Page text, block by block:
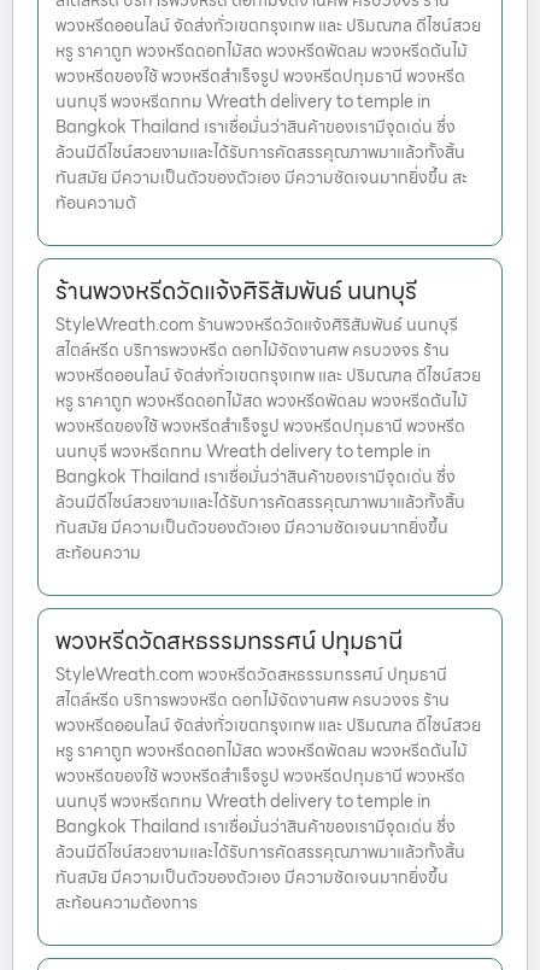
พวงหรีดออนไลน์ จัดส่งทั่วเขตกรุงเทพ และ ปริมณฑล ดีไซน์สวย
หรู ราคาถูก พวงหรีดดอกไม้สด พวงหรีดพัดลม พวงหรีดต้นไม้
พวงหรีดของใช้ พวงหรีดสำเร็จรูป พวงหรีดปทุมธานี พวงหรีด
นนทบุรี พวงหรีดกทม Wreath delivery to temple in
Bangkok Thailand เราเชื่อมั่นว่าสินค้าของเรามีจุดเด่น ซึ่ง
ล้วนมีดีไซน์สวยงามและได้รับการคัดสรรคุณภาพมาแล้วทั้งสิ้น
ทันสมัย มีความเป็นตัวของตัวเอง มีความชัดเจนมากยิ่งขึ้น สะ
ท้อนความต้
ร้านพวงหรีดวัดแจ้งศิริสัมพันธ์ นนทบุรี
StyleWreath.com ร้านพวงหรีดวัดแจ้งศิริสัมพันธ์ นนทบุรี
สไตล์หรีด บริการพวงหรีด ดอกไม้จัดงานศพ ครบวงจร ร้าน
พวงหรีดออนไลน์ จัดส่งทั่วเขตกรุงเทพ และ ปริมณฑล ดีไซน์สวย
หรู ราคาถูก พวงหรีดดอกไม้สด พวงหรีดพัดลม พวงหรีดต้นไม้
พวงหรีดของใช้ พวงหรีดสำเร็จรูป พวงหรีดปทุมธานี พวงหรีด
นนทบุรี พวงหรีดกทม Wreath delivery to temple in
Bangkok Thailand เราเชื่อมั่นว่าสินค้าของเรามีจุดเด่น ซึ่ง
ล้วนมีดีไซน์สวยงามและได้รับการคัดสรรคุณภาพมาแล้วทั้งสิ้น
ทันสมัย มีความเป็นตัวของตัวเอง มีความชัดเจนมากยิ่งขึ้น
สะท้อนความ
พวงหรีดวัดสหธรรมทรรศน์ ปทุมธานี
StyleWreath.com พวงหรีดวัดสหธรรมทรรศน์ ปทุมธานี
สไตล์หรีด บริการพวงหรีด ดอกไม้จัดงานศพ ครบวงจร ร้าน
พวงหรีดออนไลน์ จัดส่งทั่วเขตกรุงเทพ และ ปริมณฑล ดีไซน์สวย
หรู ราคาถูก พวงหรีดดอกไม้สด พวงหรีดพัดลม พวงหรีดต้นไม้
พวงหรีดของใช้ พวงหรีดสำเร็จรูป พวงหรีดปทุมธานี พวงหรีด
นนทบุรี พวงหรีดกทม Wreath delivery to temple in
Bangkok Thailand เราเชื่อมั่นว่าสินค้าของเรามีจุดเด่น ซึ่ง
ล้วนมีดีไซน์สวยงามและได้รับการคัดสรรคุณภาพมาแล้วทั้งสิ้น
ทันสมัย มีความเป็นตัวของตัวเอง มีความชัดเจนมากยิ่งขึ้น
สะท้อนความต้องการ